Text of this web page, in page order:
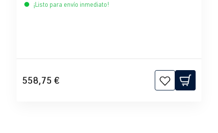
¡Listo para envío inmediato!
558,75 €